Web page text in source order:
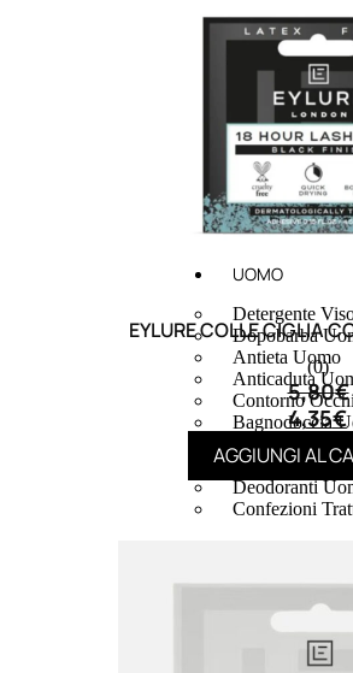
UOMO
Detergente
Dopobarba
Antieta Uomo
Anticaduta
Contorno
Bagnodoccia
Corpo Uomo
Deodoranti
Confezioni
Antietà
uomo
EYLURE COLLE CIGLIA
(0)
5,80€
4,35€
AGGIUNGI AL